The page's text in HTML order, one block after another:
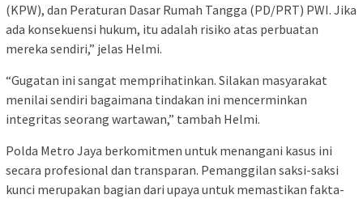
(KPW), dan Peraturan Dasar Rumah Tangga (PD/PRT) PWI. Jika
ada konsekuensi hukum, itu adalah risiko atas perbuatan
mereka sendiri,” jelas Helmi.
“Gugatan ini sangat memprihatinkan. Silakan masyarakat
menilai sendiri bagaimana tindakan ini mencerminkan
integritas seorang wartawan,” tambah Helmi.
Polda Metro Jaya berkomitmen untuk menangani kasus ini
secara profesional dan transparan. Pemanggilan saksi-saksi
kunci merupakan bagian dari upaya untuk memastikan fakta-